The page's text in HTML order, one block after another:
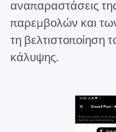
αναπαραστάσεις
παρεμβολών και
τη βελτιστοποίηση
κάλυψης.